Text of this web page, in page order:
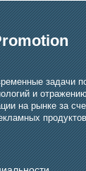
задачи
и
на рынке за